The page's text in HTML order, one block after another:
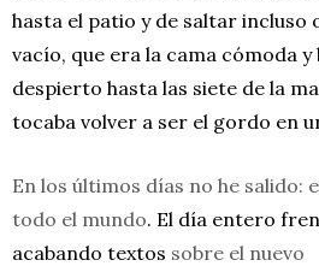
hasta el patio y de saltar incluso
vacío, que era la cama cómoda
despierto hasta las siete de la
tocaba volver a ser el gordo en
En los últimos días no he salido:
todo el mundo. El día entero
acabando textos sobre el nuevo